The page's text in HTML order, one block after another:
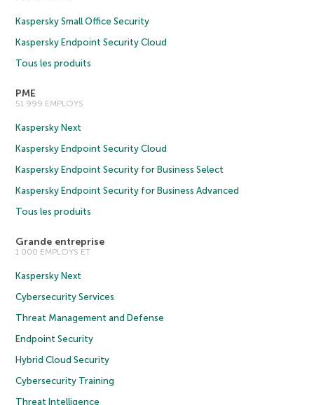
Kaspersky Small Office Security
Kaspersky Endpoint Security Cloud
Tous les produits
PME
51 999 EMPLOYS
Kaspersky Next
Kaspersky Endpoint Security Cloud
Kaspersky Endpoint Security for Business Select
Kaspersky Endpoint Security for Business Advanced
Tous les produits
Grande entreprise
1 000 EMPLOYS ET
Kaspersky Next
Cybersecurity Services
Threat Management and Defense
Endpoint Security
Hybrid Cloud Security
Cybersecurity Training
Threat Intelligence